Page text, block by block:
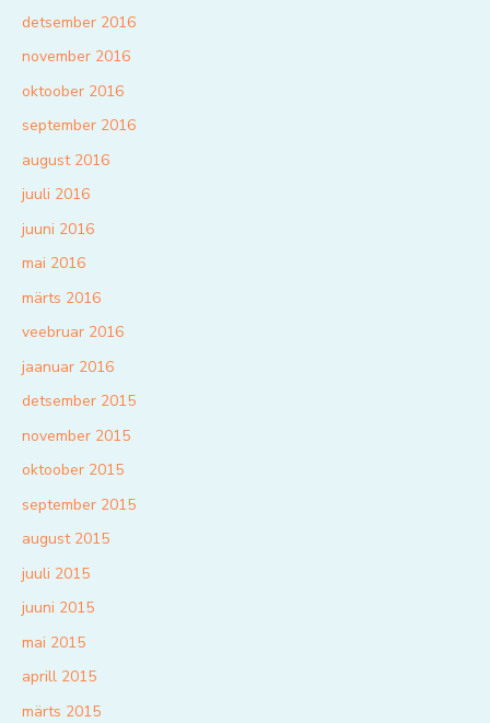
detsember 2016
november 2016
oktoober 2016
september 2016
august 2016
juuli 2016
juuni 2016
mai 2016
märts 2016
veebruar 2016
jaanuar 2016
detsember 2015
november 2015
oktoober 2015
september 2015
august 2015
juuli 2015
juuni 2015
mai 2015
aprill 2015
märts 2015